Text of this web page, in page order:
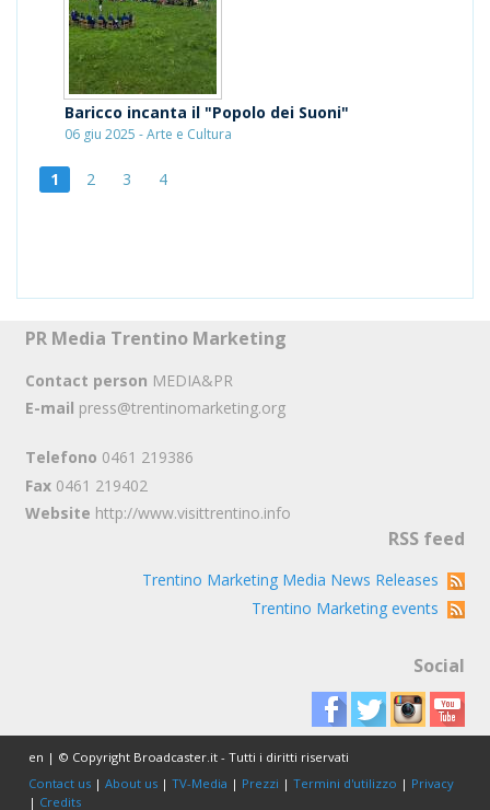
Baricco incanta il "Popolo dei Suoni"
06 giu 2025 - Arte e Cultura
1 2 3 4
PR Media Trentino Marketing
Contact person MEDIA&PR
E-mail press@trentinomarketing.org
Telefono 0461 219386
Fax 0461 219402
Website http://www.visittrentino.info
RSS feed
Trentino Marketing Media News Releases
Trentino Marketing events
Social
en | © Copyright Broadcaster.it - Tutti i diritti riservati
Contact us |About us |TV-Media | Prezzi |Termini d'utilizzo | Privacy
| Credits